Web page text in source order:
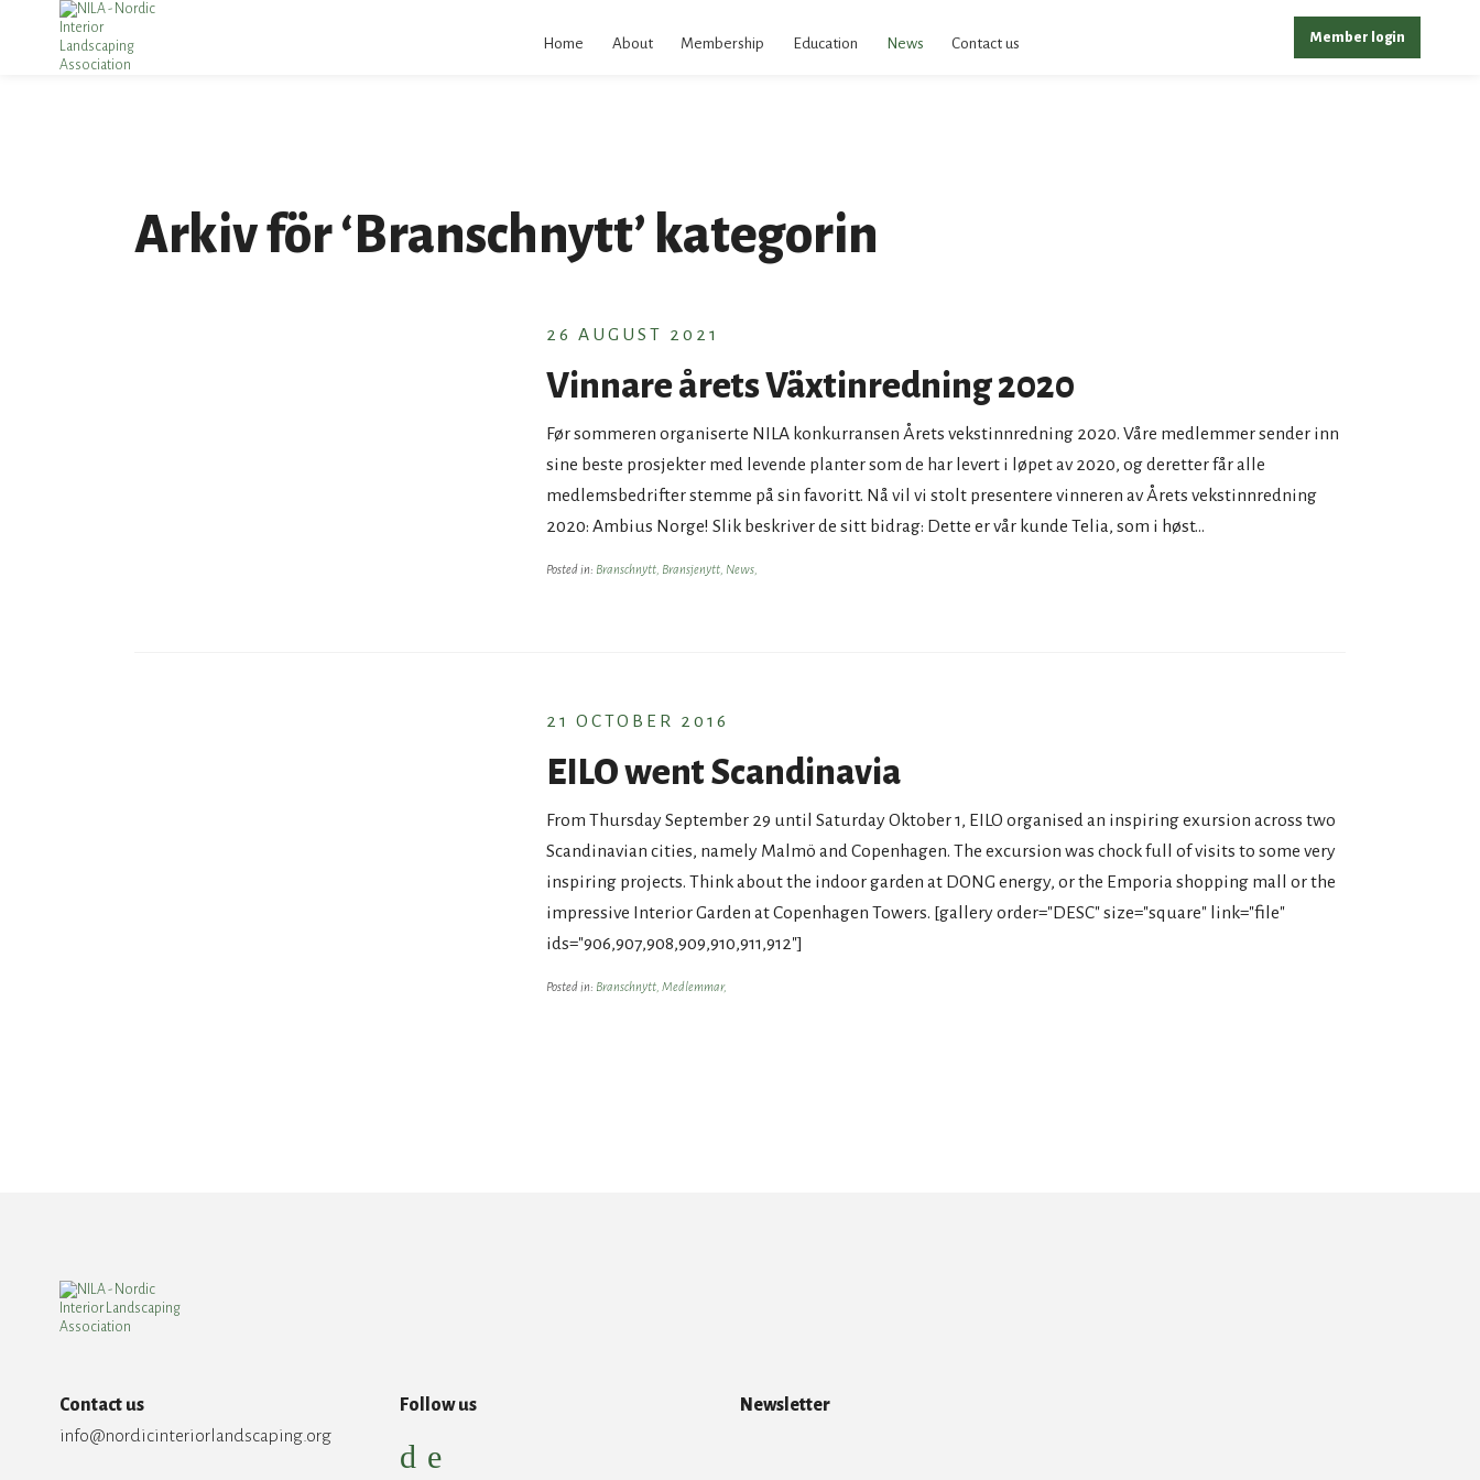
Home About Membership Education News Contact us Member login
Arkiv för ‘Branschnytt’ kategorin
26 AUGUST 2021
Vinnare årets Växtinredning 2020
Før sommeren organiserte NILA konkurransen Årets vekstinnredning 2020. Våre medlemmer sender inn
sine beste prosjekter med levende planter som de har levert i løpet av 2020, og deretter får alle
medlemsbedrifter stemme på sin favoritt. Nå vil vi stolt presentere vinneren av Årets vekstinnredning
2020: Ambius Norge! Slik beskriver de sitt bidrag: Dette er vår kunde Telia, som i høst...
Posted in: Branschnytt, Bransjenytt, News,
21 OCTOBER 2016
EILO went Scandinavia
From Thursday September 29 until Saturday Oktober 1, EILO organised an inspiring exursion across two
Scandinavian cities, namely Malmö and Copenhagen. The excursion was chock full of visits to some very
inspiring projects. Think about the indoor garden at DONG energy, or the Emporia shopping mall or the
impressive Interior Garden at Copenhagen Towers. [gallery order="DESC" size="square" link="file"
ids="906,907,908,909,910,911,912"]
Posted in: Branschnytt, Medlemmar,
Contact us
info@nordicinteriorlandscaping.org
Follow us Newsletter